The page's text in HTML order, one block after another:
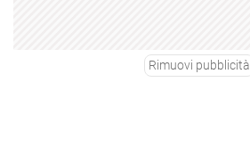
Rimuovi pubblicità